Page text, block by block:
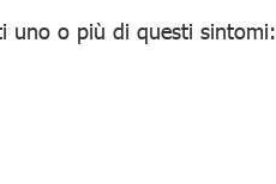
uno o più di questi sintomi: